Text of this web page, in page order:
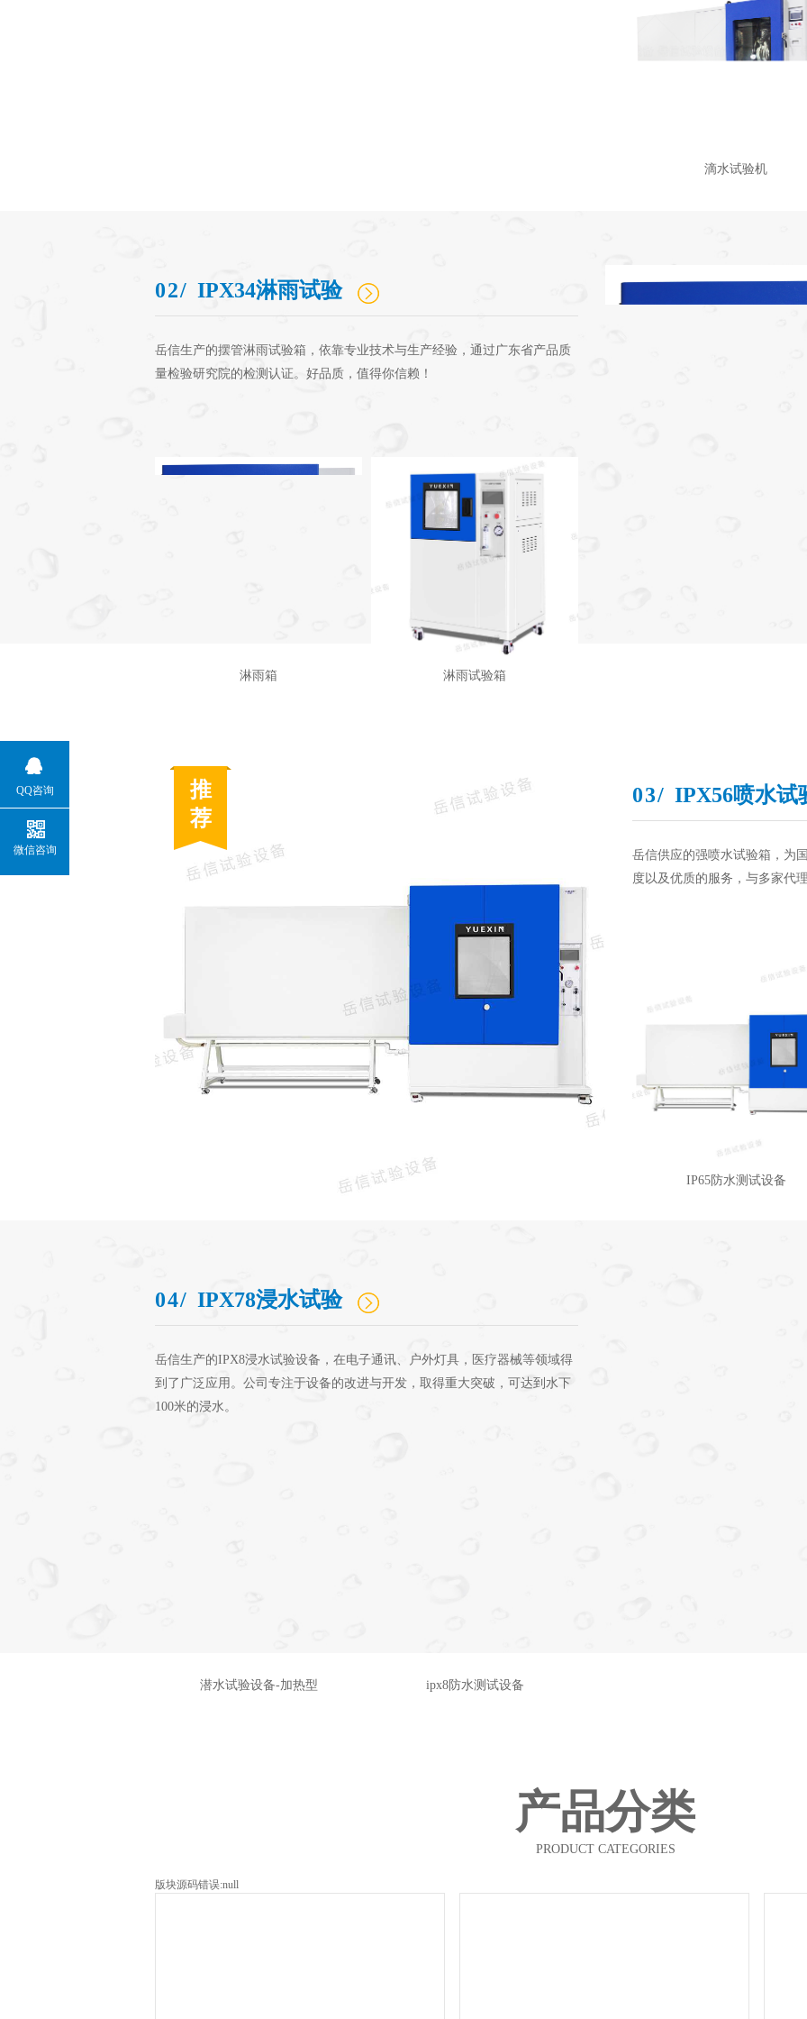
滴水试验机
02/ IPX34淋雨试验
岳信生产的摆管淋雨试验箱，依靠专业技术与生产经验，通过广东省产品质
量检验研究院的检测认证。好品质，值得你信赖！
淋雨箱 淋雨试验箱
推
荐
03/ IPX56喷水试
岳信供应的强喷水试验箱，为
度以及优质的服务，与多家代
IP65防水测试设备
04/ IPX78浸水试验
岳信生产的IPX8浸水试验设备，在电子通讯、户外灯具，医疗器械等领域得
到了广泛应用。公司专注于设备的改进与开发，取得重大突破，可达到水下
100米的浸水。
潜水试验设备-加热型 ipx8防水测试设备
产品分类
PRODUCT CATEGORIES
版块源码错误:null
QQ咨询
3148720484
微信咨询